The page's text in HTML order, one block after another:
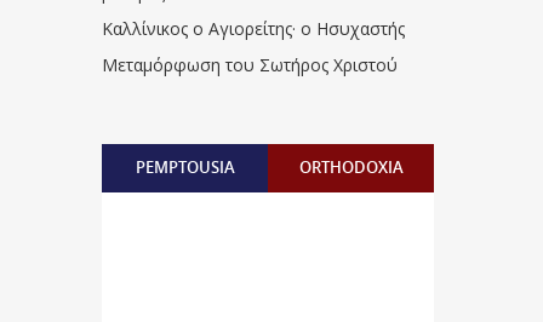
Καλλίνικος ο Αγιορείτης · ο Ησυχαστής
Μεταμόρφωση του Σωτήρος Χριστού
PEMPTOUSIA ORTHODOXIA